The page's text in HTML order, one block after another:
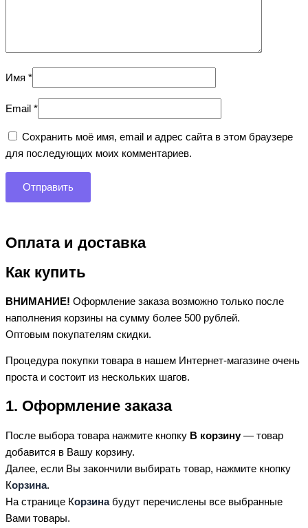
Имя *
Email *
Сохранить моё имя, email и адрес сайта в этом браузере
для последующих моих комментариев.
Оплата и доставка
Как купить
ВНИМАНИЕ! Оформление заказа возможно только после
наполнения корзины на сумму более 500 рублей.
Оптовым покупателям скидки.
Процедура покупки товара в нашем Интернет-магазине очень
проста и состоит из нескольких шагов.
1. Оформление заказа
После выбора товара нажмите кнопку В корзину— товар
добавится в Вашу корзину.
Далее, если Вы закончили выбирать товар, нажмите кнопку
Корзина.
На странице Корзинабудут перечислены все выбранные
Вами товары.